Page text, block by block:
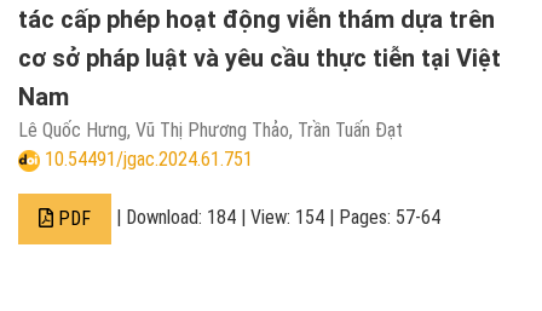
tác cấp phép hoạt động viễn thám dựa trên
cơ sở pháp luật và yêu cầu thực tiễn tại Việt
Nam
Lê Quốc Hưng, Vũ Thị Phương Thảo, Trần Tuấn Đạt
10.54491/jgac.2024.61.751
PDF | Download: 184 | View: 154 | Pages: 57-64